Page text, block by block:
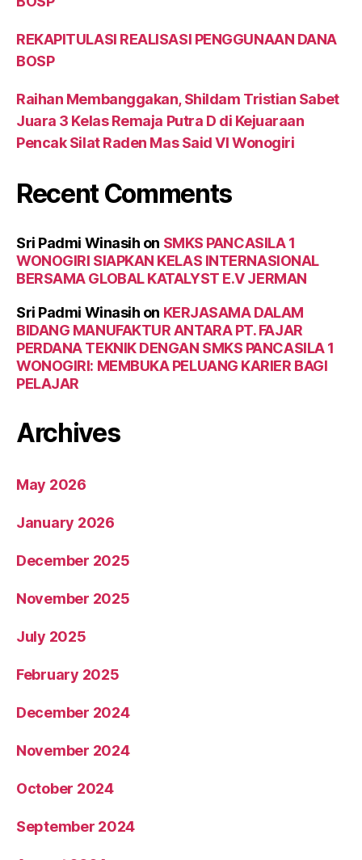
REKAPITULASI REALISASI PENGGUNAAN DANA
BOSP
Raihan Membanggakan, Shildam Tristian Sabet
Juara 3 Kelas Remaja Putra D di Kejuaraan
Pencak Silat Raden Mas Said VI Wonogiri
Recent Comments
Sri Padmi Winasih on SMKS PANCASILA 1
WONOGIRI SIAPKAN KELAS INTERNASIONAL
BERSAMA GLOBAL KATALYST E.V JERMAN
Sri Padmi Winasih on KERJASAMA DALAM
BIDANG MANUFAKTUR ANTARA PT. FAJAR
PERDANA TEKNIK DENGAN SMKS PANCASILA 1
WONOGIRI: MEMBUKA PELUANG KARIER BAGI
PELAJAR
Archives
May 2026
January 2026
December 2025
November 2025
July 2025
February 2025
December 2024
November 2024
October 2024
September 2024